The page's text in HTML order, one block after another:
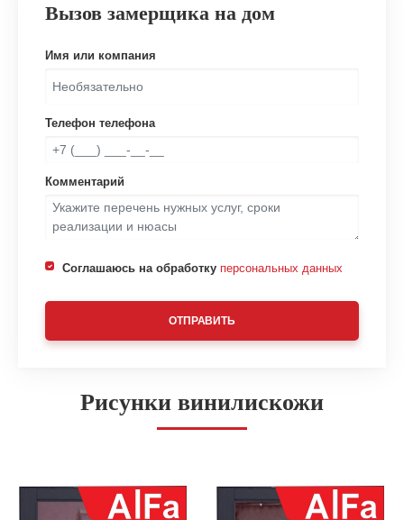
Вызов замерщика на дом
Имя или компания
Телефон телефона
Комментарий
Соглашаюсь на обработку персональных данных
ОТПРАВИТЬ
Рисунки винилискожи